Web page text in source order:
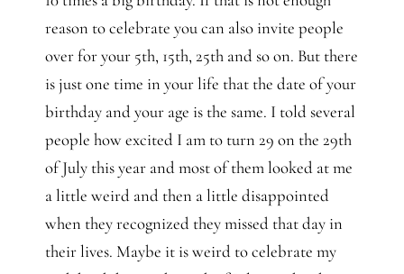
reason to celebrate you can also invite people
over for your 5th, 15th, 25th and so on. But there
is just one time in your life that the date of your
birthday and your age is the same. I told several
people how excited I am to turn 29 on the 29th
of July this year and most of them looked at me
a little weird and then a little disappointed
when they recognized they missed that day in
their lives. Maybe it is weird to celebrate my